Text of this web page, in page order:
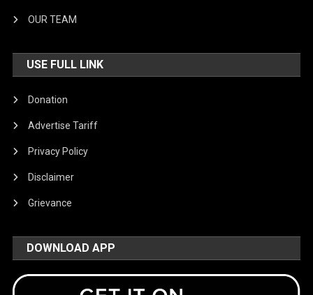
OUR TEAM
USE FULL LINK
Donation
Advertise Tariff
Privacy Policy
Disclaimer
Grievance
DOWNLOAD APP